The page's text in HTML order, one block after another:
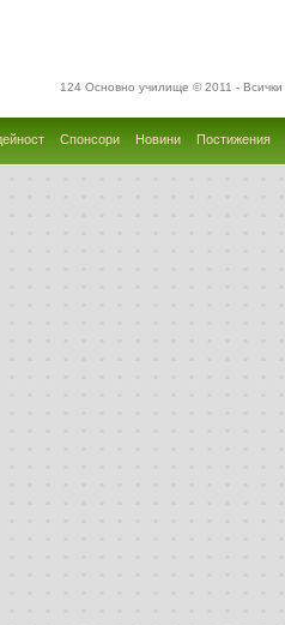
Спонсори Новини Постижения
124 Основно училище © 2011 - Всички